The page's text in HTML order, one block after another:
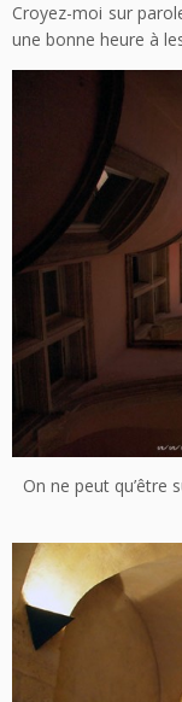
Croyez-moi sur
une bonne heure à
On ne peut qu’être